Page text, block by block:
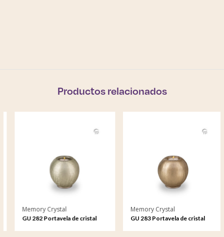
Productos relacionados
Memory Crystal
GU 282 Portavela de cristal
Memory Crystal
GU 283 Portavela de cristal